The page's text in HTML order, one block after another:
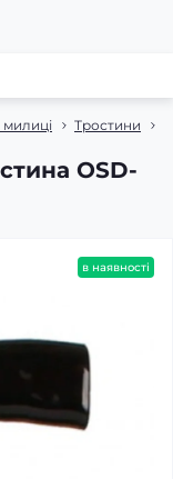
милиці Тростини
OSD-
в наявності